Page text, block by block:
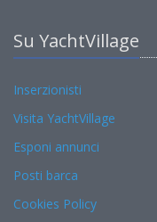
Su YachtVillage
Inserzionisti
Visita YachtVillage
Esponi annunci
Posti barca
Cookies Policy